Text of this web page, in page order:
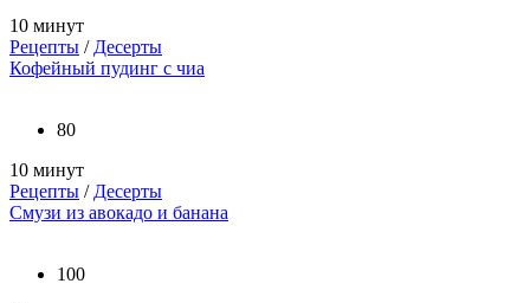
10 минут
Рецепты / Десерты
Кофейный пудинг с чиа
80
10 минут
Рецепты / Десерты
Смузи из авокадо и банана
100